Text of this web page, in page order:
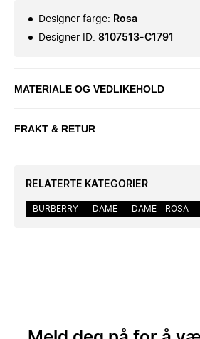
Designer farge: Rosa
Designer ID: 8107513-C1791
MATERIALE OG VEDLIKEHOLD
FRAKT & RETUR
RELATERTE KATEGORIER
BURBERRY DAME DAME - ROSA